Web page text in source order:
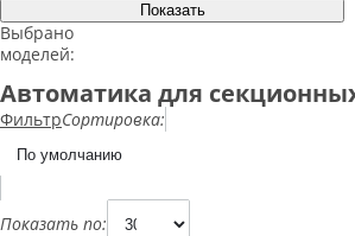
Выбрано
моделей:
Автоматика для
ФильтрСортировка:
Показать по: